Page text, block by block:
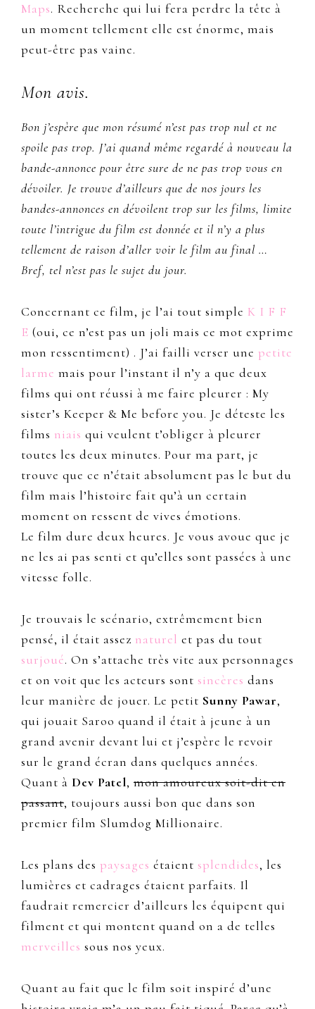
Maps. Recherche qui lui fera perdre la tête à
un moment tellement elle est énorme, mais
peut-être pas vaine.
Mon avis.
Bon j’espère que mon résumé n’est pas trop nul et ne
spoile pas trop. J’ai quand même regardé à nouveau la
bande-annonce pour être sure de ne pas trop vous en
dévoiler. Je trouve d’ailleurs que de nos jours les
bandes-annonces en dévoilent trop sur les films, limite
toute l’intrigue du film est donnée et il n’y a plus
tellement de raison d’aller voir le film au final …
Bref, tel n’est pas le sujet du jour.
Concernant ce film, je l’ai tout simple K I F F
E (oui, ce n’est pas un joli mais ce mot exprime
mon ressentiment) . J’ai failli verser une petite
larme mais pour l’instant il n’y a que deux
films qui ont réussi à me faire pleurer : My
sister’s Keeper & Me before you. Je déteste les
films niais qui veulent t’obliger à pleurer
toutes les deux minutes. Pour ma part, je
trouve que ce n’était absolument pas le but du
film mais l’histoire fait qu’à un certain
moment on ressent de vives émotions.
Le film dure deux heures. Je vous avoue que je
ne les ai pas senti et qu’elles sont passées à une
vitesse folle.
Je trouvais le scénario, extrêmement bien
pensé, il était assez naturel et pas du tout
surjoué. On s’attache très vite aux personnages
et on voit que les acteurs sont sincères dans
leur manière de jouer. Le petit Sunny Pawar,
qui jouait Saroo quand il était à jeune à un
grand avenir devant lui et j’espère le revoir
sur le grand écran dans quelques années.
Quant à Dev Patel, mon amoureux soit-dit en
passant, toujours aussi bon que dans son
premier film Slumdog Millionaire.
Les plans des paysages étaient splendides, les
lumières et cadrages étaient parfaits. Il
faudrait remercier d’ailleurs les équipent qui
filment et qui montent quand on a de telles
merveilles sous nos yeux.
Quant au fait que le film soit inspiré d’une